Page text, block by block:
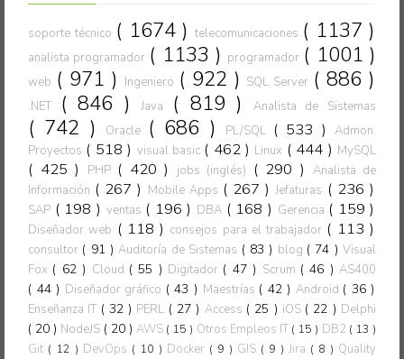
soporte técnico ( 1674 ) telecomunicaciones ( 1137 )
analista programador ( 1133 ) programador ( 1001 )
web ( 971 ) Ingeniero ( 922 ) SQL Server ( 886 )
.NET ( 846 )Java ( 819 ) Analista de Sistemas
( 742 ) Oracle ( 686 ) PL/SQL ( 533 )Admon.
Proyectos ( 518 ) visual basic ( 462 ) Linux ( 444 ) MySQL
( 425 ) PHP ( 420 ) jobs (inglés) ( 290 )
Analista de
Información ( 267 ) Mobile Apps ( 267 )Jefaturas ( 236 )
SAP ( 198 ) ventas ( 196 ) DBA ( 168 ) Gerencia ( 159 )
Diseñador web ( 118 ) consejos para el trabajador ( 113 )
consultor ( 91 )Auditoría de Sistemas ( 83 ) blog ( 74 )Visual
Fox ( 62 ) Cloud ( 55 ) Digitador ( 47 ) Scrum ( 46 ) AS400
( 44 ) Diseñador gráfico ( 43 ) Maestrías ( 42 ) Android ( 36 )
Enseñanza IT ( 32 ) PERL ( 27 ) Access ( 25 ) iOS ( 22 ) Delphi
( 20 ) NodeJS ( 20 )AWS ( 15 ) Otros Empleos IT ( 15 ) DB2 ( 13 )
Git ( 12 ) DevOps ( 10 ) Docker ( 9 ) GIS ( 9 ) Jira ( 8 ) Quality